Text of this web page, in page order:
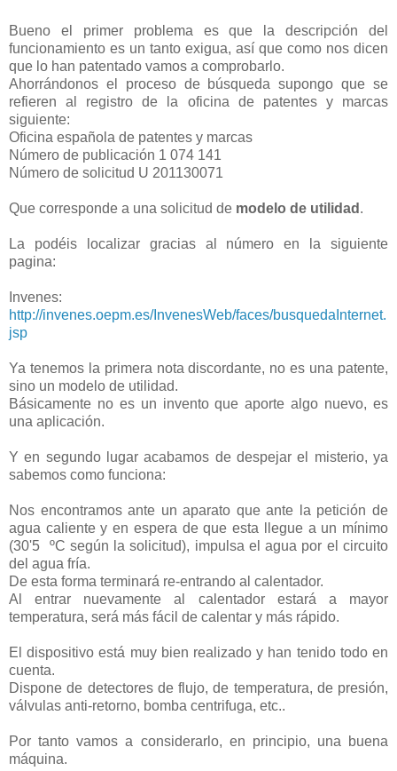
Bueno el primer problema es que la descripción del
funcionamiento es un tanto exigua, así que como nos dicen
que lo han patentado vamos a comprobarlo.
Ahorrándonos el proceso de búsqueda supongo que se
refieren al registro de la oficina de patentes y marcas
siguiente:
Oficina española de patentes y marcas
Número de publicación 1 074 141
Número de solicitud U 201130071
Que corresponde a una solicitud de modelo de utilidad .
La podéis localizar gracias al número en la siguiente
pagina:
Invenes:
http://invenes.oepm.es/InvenesWeb/faces/busquedaInternet.
jsp
Ya tenemos la primera nota discordante, no es una patente,
sino un modelo de utilidad.
Básicamente no es un invento que aporte algo nuevo, es
una aplicación.
Y en segundo lugar acabamos de despejar el misterio, ya
sabemos como funciona:
Nos encontramos ante un aparato que ante la petición de
agua caliente y en espera de que esta llegue a un mínimo
(30'5 ºC según la solicitud), impulsa el agua por el circuito
del agua fría.
De esta forma terminará re-entrando al calentador.
Al entrar nuevamente al calentador estará a mayor
temperatura, será más fácil de calentar y más rápido.
El dispositivo está muy bien realizado y han tenido todo en
cuenta.
Dispone de detectores de flujo, de temperatura, de presión,
válvulas anti-retorno, bomba centrifuga, etc..
Por tanto vamos a considerarlo, en principio, una buena
máquina.